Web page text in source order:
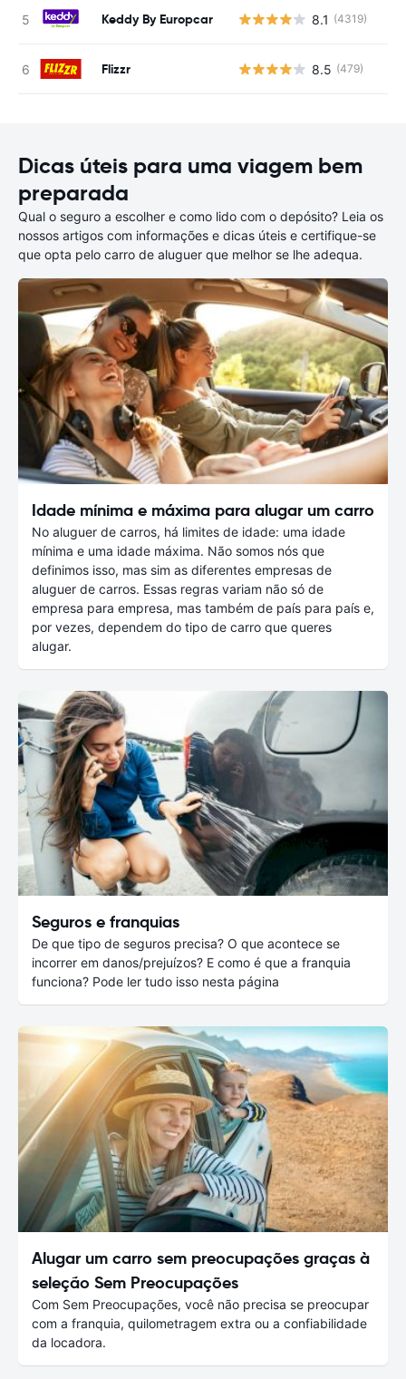
Keddy By Europcar 8.1 (4319)
Flizzr 8.5 (479)
Dicas úteis para uma viagem bem
preparada
Qual o seguro a escolher e como lido com o depósito? Leia os
nossos artigos com informações e dicas úteis e certifique-se
que opta pelo carro de aluguer que melhor se lhe adequa.
Idade mínima e máxima para alugar um carro
No aluguer de carros, há limites de idade: uma idade
mínima e uma idade máxima. Não somos nós que
definimos isso, mas sim as diferentes empresas de
aluguer de carros. Essas regras variam não só de
empresa para empresa, mas também de país para país e,
por vezes, dependem do tipo de carro que queres
alugar.
Seguros e franquias
De que tipo de seguros precisa? O que acontece se
incorrer em danos/prejuízos? E como é que a franquia
funciona? Pode ler tudo isso nesta página
Alugar um carro sem preocupações graças à
seleção Sem Preocupações
Com Sem Preocupações, você não precisa se preocupar
com a franquia, quilometragem extra ou a confiabilidade
da locadora.